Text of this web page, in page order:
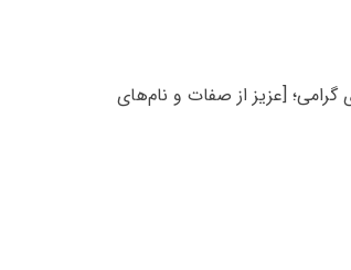
است، معنی عبدالعزیز: (عربی) ۱- بندهی خدای گرامی؛ [عزیز از صفات و نام‌های